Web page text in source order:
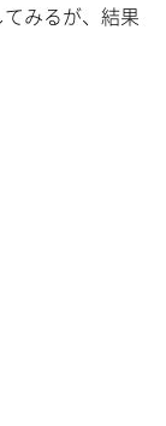
みるが、結果